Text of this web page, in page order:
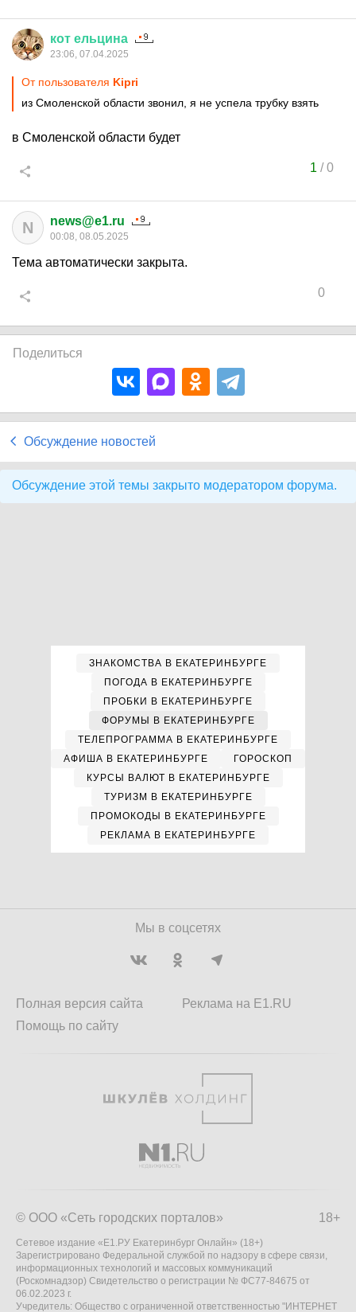
кот ельцина
23:06, 07.04.2025
От пользователя Kipri
из Смоленской области звонил, я не успела трубку взять
в Смоленской области будет
1 /0
N news@e1.ru
00:08, 08.05.2025
Тема автоматически закрыта.
0
Поделиться
Обсуждение новостей
Обсуждение этой темы закрыто модератором форума.
ЗНАКОМСТВА В ЕКАТЕРИНБУРГЕ
ПОГОДА В ЕКАТЕРИНБУРГЕ
ПРОБКИ В ЕКАТЕРИНБУРГЕ
ФОРУМЫ В ЕКАТЕРИНБУРГЕ
ТЕЛЕПРОГРАММА В ЕКАТЕРИНБУРГЕ
АФИША В ЕКАТЕРИНБУРГЕ
ГОРОСКОП
КУРСЫ ВАЛЮТ В ЕКАТЕРИНБУРГЕ
ТУРИЗМ В ЕКАТЕРИНБУРГЕ
ПРОМОКОДЫ В ЕКАТЕРИНБУРГЕ
РЕКЛАМА В ЕКАТЕРИНБУРГЕ
Мы в соцсетях
Полная версия сайта
Помощь по сайту
Реклама на E1.RU
18+
© ООО «Сеть городских порталов»
Сетевое издание «Е1.РУ Екатеринбург Онлайн» (18+)
Зарегистрировано Федеральной службой по надзору в сфере связи,
информационных технологий и массовых коммуникаций
(Роскомнадзор) Свидетельство о регистрации № ФС77-84675 от
06.02.2023 г.
Учредитель: Общество с ограниченной ответственностью "ИНТЕРНЕТ